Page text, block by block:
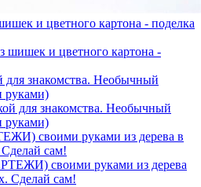
и цветного картона - поделка
для знакомства. Необычный
руками)
своими руками из дерева в
сам!